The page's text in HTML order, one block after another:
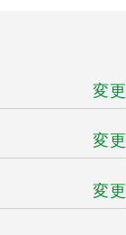
変更
変更
変更